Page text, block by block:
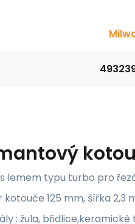
lemem typu turbo pro
125 mm, šířka
: žula,